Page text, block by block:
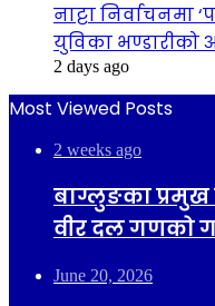
नाट्टा निर्वाचनमा
युविका भण्डारीको
2 days ago
Most Viewed Posts
2 weeks ago
बाग्लुङका प्रमुख
वीर दल गणको
June 20, 2026